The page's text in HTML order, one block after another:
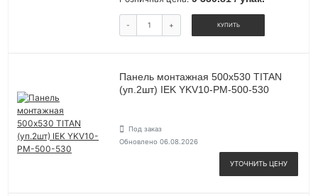
- + КУПИТЬ
Панель монтажная 500х530 TITAN
(уп.2шт) IEK YKV10-PM-500-530
Под заказ
Обновлено 06.08.2026
УТОЧНИТЬ ЦЕНУ